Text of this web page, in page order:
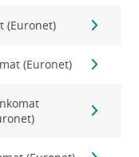
(Euronet)
(Euronet)